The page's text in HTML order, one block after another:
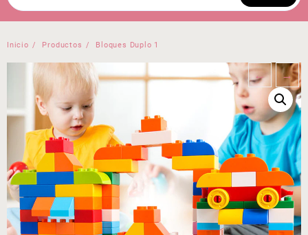
Inicio Productos Bloques Duplo 1
← →